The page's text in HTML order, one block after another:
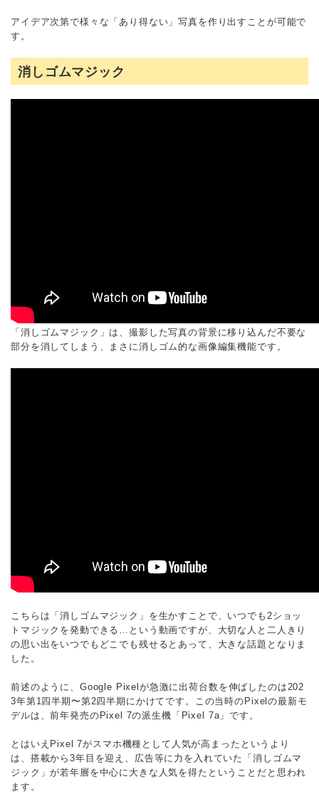
アイデア次第で様々な「あり得ない」写真を作り出すことが可能で
す。
消しゴムマジック
「消しゴムマジック」は、撮影した写真の背景に移り込んだ不要な
部分を消してしまう、まさに消しゴム的な画像編集機能です。
こちらは「消しゴムマジック」を生かすことで、いつでも2ショッ
トマジックを発動できる…という動画ですが、大切な人と二人きり
の思い出をいつでもどこでも残せるとあって、大きな話題となりま
した。
前述のように、Google Pixelが急激に出荷台数を伸ばしたのは202
3年第1四半期〜第2四半期にかけてです。この当時のPixelの最新モ
デルは、前年発売のPixel 7の派生機「Pixel 7a」です。
とはいえPixel 7がスマホ機種として人気が高まったというより
は、搭載から3年目を迎え、広告等に力を入れていた「消しゴムマ
ジック」が若年層を中心に大きな人気を得たということだと思われ
ます。